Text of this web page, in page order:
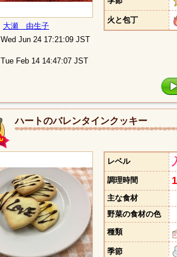
大瀬 由生子
Wed Jun 24 17:21:09 JST
Tue Feb 14 14:47:07 JST
火と包丁
ハートのバレンタインクッキー
レベル
調理時間
主な食材
野菜の食材の色
種類
季節